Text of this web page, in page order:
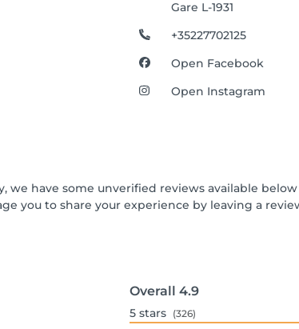
Gare L-1931
+35227702125
Open Facebook
Open Instagram
we have some unverified reviews available
you to share your experience by leaving a
Overall 4.9
5 stars (326)